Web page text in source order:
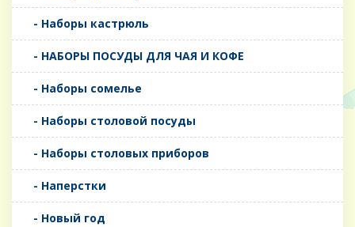
- Наборы кастрюль
- НАБОРЫ ПОСУДЫ ДЛЯ ЧАЯ И КОФЕ
- Наборы сомелье
- Наборы столовой посуды
- Наборы столовых приборов
- Наперстки
- Новый год